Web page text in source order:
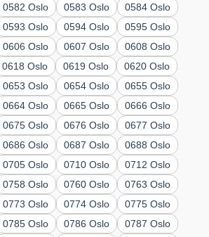
0582 Oslo 0583 Oslo
0584 Oslo
0593 Oslo 0594 Oslo
0595 Oslo
0606 Oslo 0607 Oslo
0608 Oslo
0618 Oslo 0619 Oslo
0620 Oslo
0653 Oslo 0654 Oslo
0655 Oslo
0664 Oslo 0665 Oslo
0666 Oslo
0675 Oslo 0676 Oslo
0677 Oslo
0686 Oslo 0687 Oslo
0688 Oslo
0705 Oslo 0710 Oslo
0712 Oslo
0758 Oslo 0760 Oslo
0763 Oslo
0773 Oslo 0774 Oslo
0775 Oslo
0785 Oslo 0786 Oslo
0787 Oslo